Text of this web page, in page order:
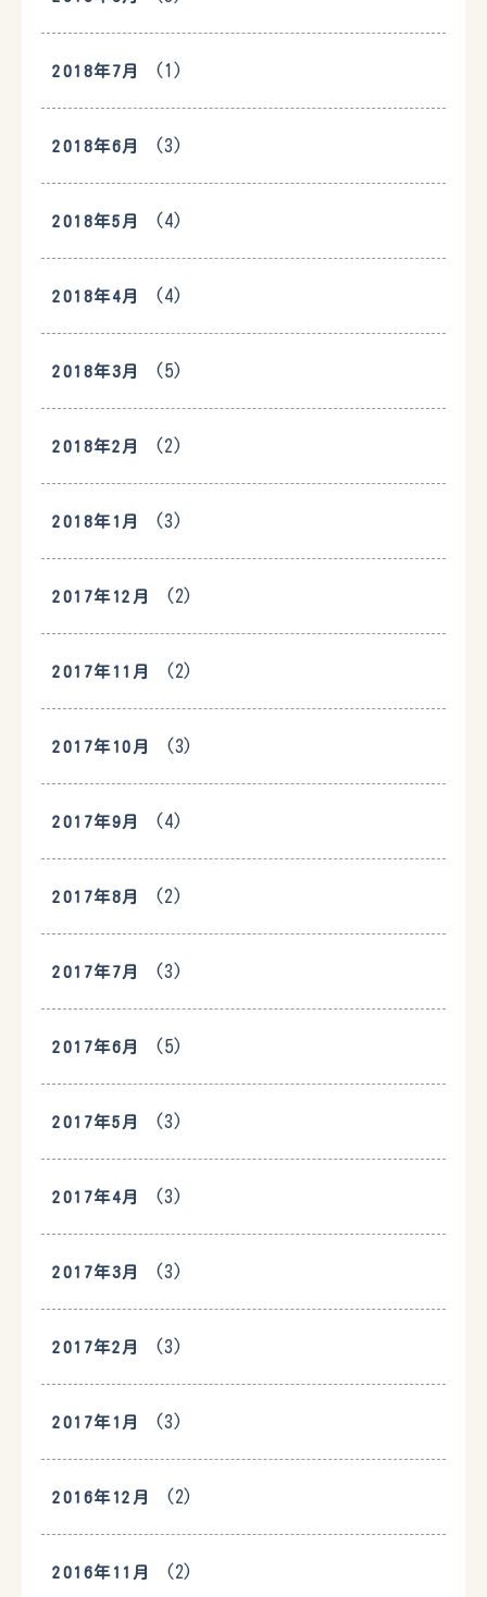
2018年7月 (1)
2018年6月 (3)
2018年5月 (4)
2018年4月 (4)
2018年3月 (5)
2018年2月 (2)
2018年1月 (3)
2017年12月 (2)
2017年11月 (2)
2017年10月 (3)
2017年9月 (4)
2017年8月 (2)
2017年7月 (3)
2017年6月 (5)
2017年5月 (3)
2017年4月 (3)
2017年3月 (3)
2017年2月 (3)
2017年1月 (3)
2016年12月 (2)
2016年11月 (2)